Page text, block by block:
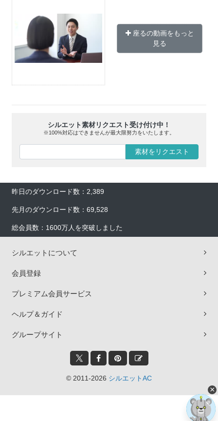
座るの動画をもっと
見る
シルエット素材リクエスト受け付け中！
※100%対応はできませんが最大限努力をいたします。
素材をリクエスト
昨日のダウンロード数：2,389
先月のダウンロード数：69,528
総会員数：1600万人を突破しました
シルエットについて
会員登録
プレミアム会員サービス
ヘルプ＆ガイド
グループサイト
© 2011-2026 シルエットAC
×